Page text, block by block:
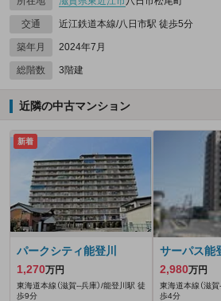
交通 近江鉄道本線/八日市駅 徒歩5分
築年月 2024年7月
総階数 3階建
近隣の中古マンション
新着
パークシティ能登川
1,270万円
東海道本線（滋賀--兵庫）/能登川駅 徒
歩9分
サーパス能
2,980万円
東海道本線（滋
歩4分